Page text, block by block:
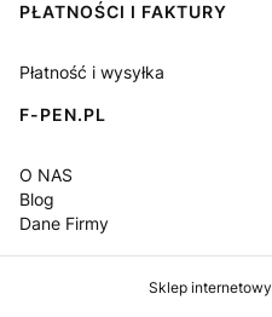
PŁATNOŚCI I FAKTURY
Płatność i wysyłka
F-PEN.PL
O NAS
Blog
Dane Firmy
Sklep internetowy